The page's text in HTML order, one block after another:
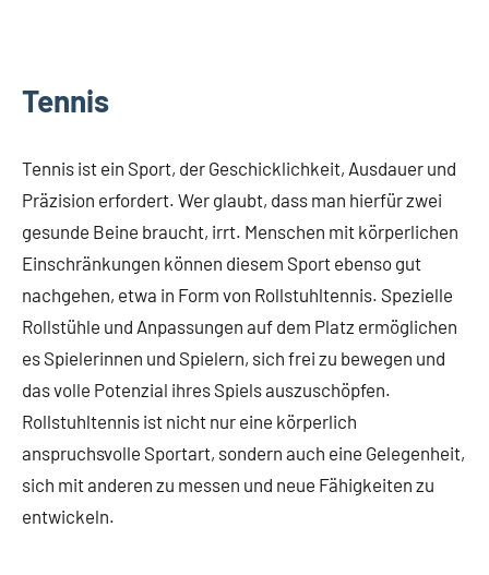
Tennis
Tennis ist ein Sport, der Geschicklichkeit, Ausdauer und
Präzision erfordert. Wer glaubt, dass man hierfür zwei
gesunde Beine braucht, irrt. Menschen mit körperlichen
Einschränkungen können diesem Sport ebenso gut
nachgehen, etwa in Form von Rollstuhltennis. Spezielle
Rollstühle und Anpassungen auf dem Platz ermöglichen
es Spielerinnen und Spielern, sich frei zu bewegen und
das volle Potenzial ihres Spiels auszuschöpfen.
Rollstuhltennis ist nicht nur eine körperlich
anspruchsvolle Sportart, sondern auch eine Gelegenheit,
sich mit anderen zu messen und neue Fähigkeiten zu
entwickeln.